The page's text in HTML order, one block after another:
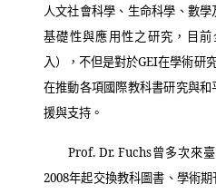
人文社會科學、生命科學、數
基礎性與應用性之研究，目
入），不但是對於GEI在學術研
在推動各項國際教科書研究與
援與支持。
Prof. Dr. Fuchs曾多次來
2008年起交換教科圖書、學術